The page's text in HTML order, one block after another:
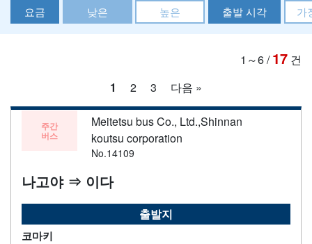
요금 낮은 높은 출발 시각 가
1～6/17 건
1
2 3 다음 »
주간
버스
Meitetsu bus Co., Ltd.,Shinnan
koutsu corporation
No.14109
나고야 ⇒ 이다
출발지
코마키